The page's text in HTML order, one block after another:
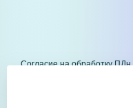
Согласие на обработку ПДн